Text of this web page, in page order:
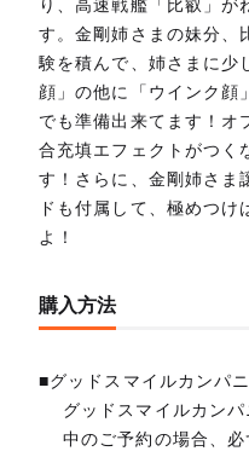
り、高速戦艦「比叡」が
す。金剛姉さまの妹分、
験を積んで、姉さまに少
顔」の他に「ウインク顔
でも準備出来てます！オ
合充填エフェクトがつく
す！さらに、金剛姉さま
ドも付属して、極めつ
よ！
購入方法
■グッドスマイルカンパ
グッドスマイルカン
中のご予約の場合、必